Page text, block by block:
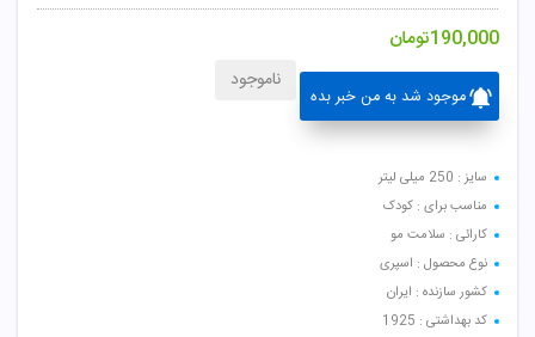
190,000تومان
موجود شد به من خبر بده
ناموجود
سایز : 250 میلی لیتر
مناسب برای : کودک
کارائی : سلامت مو
نوع محصول : اسپری
کشور سازنده : ایران
کد بهداشتی : 1925